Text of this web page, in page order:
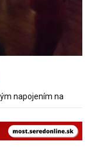
mosta ponad